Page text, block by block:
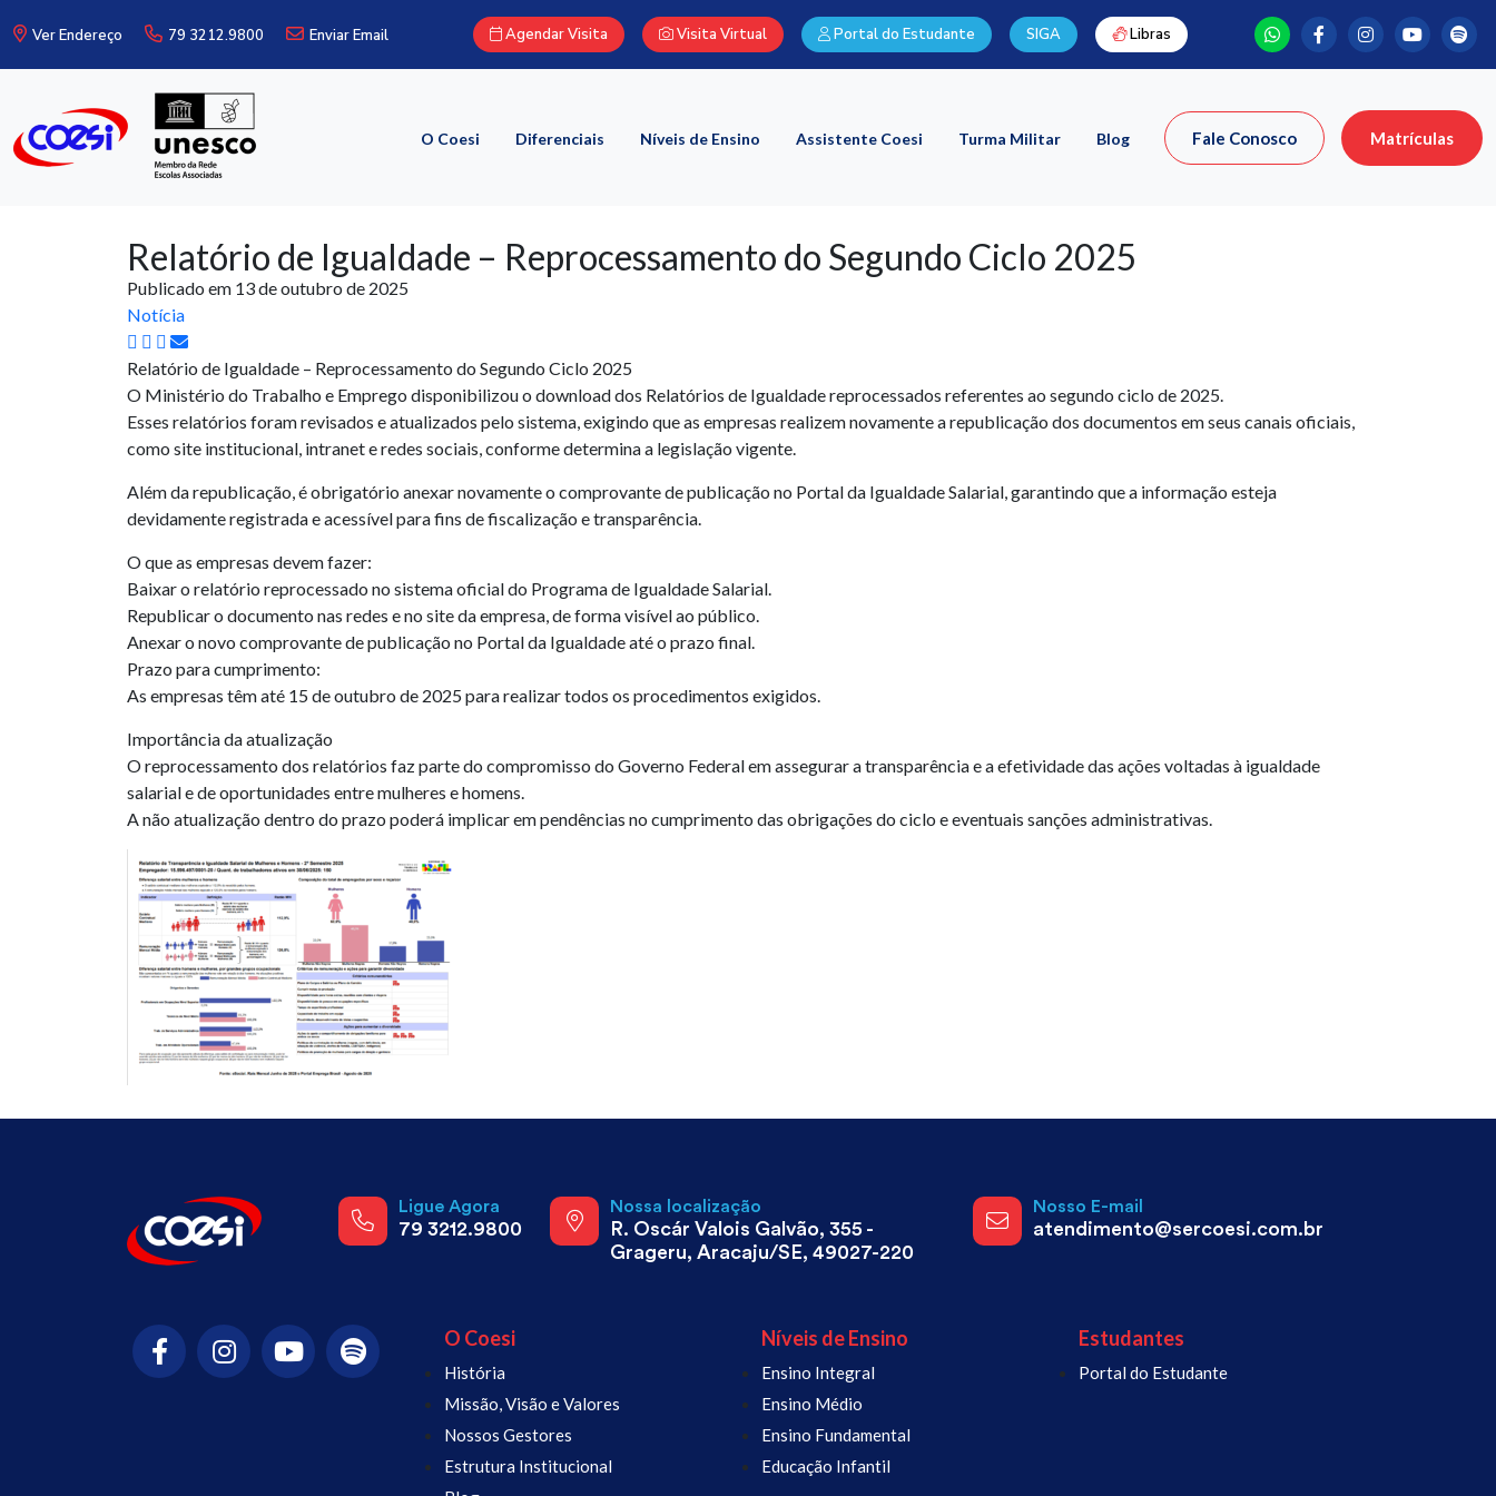
Ver Endereço 79 3212.9800 Enviar Email Agendar Visita Visita Virtual Portal do Estudante SIGA Libras
O Coesi Diferenciais Níveis de Ensino Assistente Coesi Turma Militar Blog Fale Conosco Matrículas
Relatório de Igualdade – Reprocessamento do Segundo Ciclo 2025
Publicado em 13 de outubro de 2025
Notícia
Relatório de Igualdade – Reprocessamento do Segundo Ciclo 2025
O Ministério do Trabalho e Emprego disponibilizou o download dos Relatórios de Igualdade reprocessados referentes ao segundo ciclo de 2025.
Esses relatórios foram revisados e atualizados pelo sistema, exigindo que as empresas realizem novamente a republicação dos documentos em seus canais oficiais,
como site institucional, intranet e redes sociais, conforme determina a legislação vigente.
Além da republicação, é obrigatório anexar novamente o comprovante de publicação no Portal da Igualdade Salarial, garantindo que a informação esteja
devidamente registrada e acessível para fins de fiscalização e transparência.
O que as empresas devem fazer:
Baixar o relatório reprocessado no sistema oficial do Programa de Igualdade Salarial.
Republicar o documento nas redes e no site da empresa, de forma visível ao público.
Anexar o novo comprovante de publicação no Portal da Igualdade até o prazo final.
Prazo para cumprimento:
As empresas têm até 15 de outubro de 2025 para realizar todos os procedimentos exigidos.
Importância da atualização
O reprocessamento dos relatórios faz parte do compromisso do Governo Federal em assegurar a transparência e a efetividade das ações voltadas à igualdade
salarial e de oportunidades entre mulheres e homens.
A não atualização dentro do prazo poderá implicar em pendências no cumprimento das obrigações do ciclo e eventuais sanções administrativas.
Ligue Agora
79 3212.9800
Nossa localização
R. Oscár Valois Galvão, 355 -
Grageru, Aracaju/SE, 49027-220
Nosso E-mail
atendimento@sercoesi.com.br
O Coesi
História
Missão, Visão e Valores
Nossos Gestores
Estrutura Institucional
Níveis de Ensino
Ensino Integral
Ensino Médio
Ensino Fundamental
Educação Infantil
Estudantes
Portal do Estudante